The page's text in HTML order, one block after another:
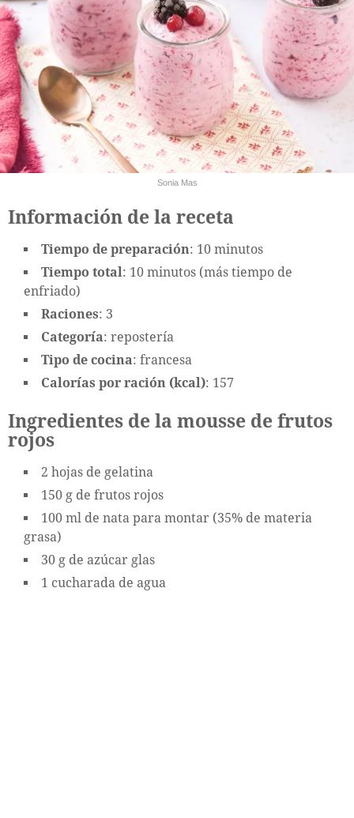
Sonia Mas
Información de la receta
Tiempo de preparación: 10 minutos
Tiempo total: 10 minutos (más tiempo de
enfriado)
Raciones: 3
Categoría: repostería
Tipo de cocina: francesa
Calorías por ración (kcal): 157
Ingredientes de la mousse de frutos
rojos
2 hojas de gelatina
150 g de frutos rojos
100 ml de nata para montar (35% de materia
grasa)
30 g de azúcar glas
1 cucharada de agua